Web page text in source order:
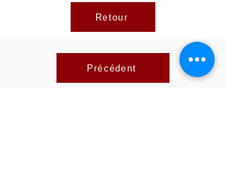
Retour
Précédent